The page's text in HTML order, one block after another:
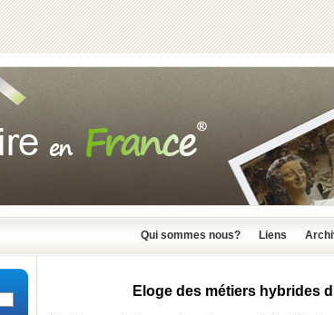
Qui sommes nous? Liens
Eloge des métiers hybrides